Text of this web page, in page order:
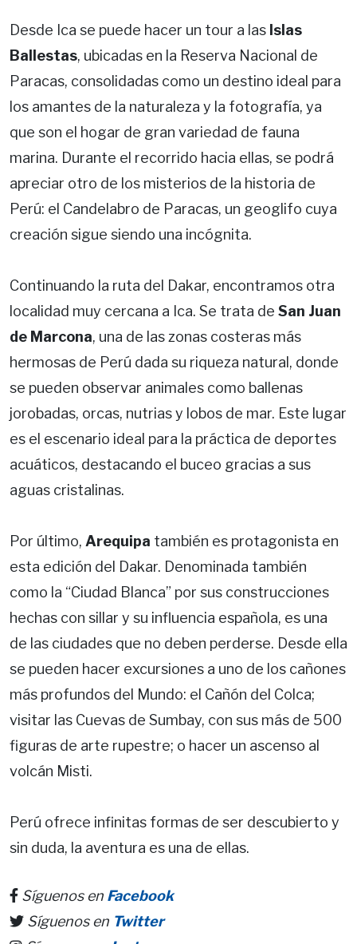
Desde Ica se puede hacer un tour a las Islas
Ballestas, ubicadas en la Reserva Nacional de
Paracas, consolidadas como un destino ideal para
los amantes de la naturaleza y la fotografía, ya
que son el hogar de gran variedad de fauna
marina. Durante el recorrido hacia ellas, se podrá
apreciar otro de los misterios de la historia de
Perú: el Candelabro de Paracas, un geoglifo cuya
creación sigue siendo una incógnita.
Continuando la ruta del Dakar, encontramos otra
localidad muy cercana a Ica. Se trata de San Juan
de Marcona, una de las zonas costeras más
hermosas de Perú dada su riqueza natural, donde
se pueden observar animales como ballenas
jorobadas, orcas, nutrias y lobos de mar. Este lugar
es el escenario ideal para la práctica de deportes
acuáticos, destacando el buceo gracias a sus
aguas cristalinas.
Por último, Arequipa también es protagonista en
esta edición del Dakar. Denominada también
como la “Ciudad Blanca” por sus construcciones
hechas con sillar y su influencia española, es una
de las ciudades que no deben perderse. Desde ella
se pueden hacer excursiones a uno de los cañones
más profundos del Mundo: el Cañón del Colca;
visitar las Cuevas de Sumbay, con sus más de 500
figuras de arte rupestre; o hacer un ascenso al
volcán Misti.
Perú ofrece infinitas formas de ser descubierto y
sin duda, la aventura es una de ellas.
Síguenos en Facebook
Síguenos en Twitter